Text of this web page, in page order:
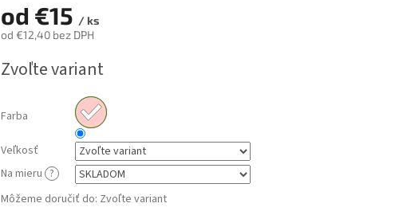
od €15 / ks
od €12,40bez DPH
cena:
Zvoľte variant
Farba
Veľkosť
Na mieru ?
Môžeme doručiť do: Zvoľte variant